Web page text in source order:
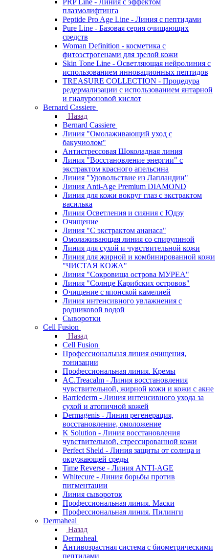
PRP Line - Линия с эффектом
плазмолифтинга
Peptide Pro Age Line - Линия с пептидами
Pure Line - Базовая серия очищающих
средств
Woman Definition - косметика с
фитоэстрогенами для зрелой кожи
Skin Tone Line - Осветляющая нейролиния с
использованием инновационных пептидов
TREASURE COLLECTION - Процедура
редермализации с использованием янтарной
и гиалуроновой кислот
Bernard Cassiere
Назад
Bernard Cassiere
Линия "Омолаживающий уход с
бакучиолом"
Антистрессовая Шоколадная линия
Линия "Восстановление энергии" с
экстрактом красного апельсина
Линия "Удовольствие из Лапландии"
Линия Anti-Age Premium DIAMOND
Линия для кожи вокруг глаз с экстрактом
василька
Линия Осветления и сияния с Юдзу
Очищение
Линия "С экстрактом ананаса"
Омолаживающая линия со спирулиной
Линия для сухой и чувствительной кожи
Линия для жирной и комбинированной кожи
"ЧИСТАЯ КОЖА"
Линия "Сокровища острова МУРЕА"
Линия "Солнце Карибских островов"
Очищение с японской камелией
Линия интенсивного увлажнения с
родниковой водой
Сыворотки
Cell Fusion
Назад
Cell Fusion
Профессиональная линия очищения,
тонизации
Профессиональная линия. Кремы
AC.Treacalm - Линия восстановления
чувствительной, жирной кожи и кожи с акне
Barriederm - Линия интенсивного ухода за
сухой и атопичной кожей
Dermagenis - Линия регенерация,
восстановление, омоложение
K Solution - Линия восстановления
чувствительной, стрессированной кожи
Perfect Sheld - Линия защиты от солнца и
окружающей среды
Time Reverse - Линия ANTI-AGE
Whitecure - Линия борьбы против
пигментации
Линия сывороток
Профессиональная линия. Маски
Профессиональная линия. Пилинги
Dermaheal
Назад
Dermaheal
Антивозрастная система с биометрическими
пептидами